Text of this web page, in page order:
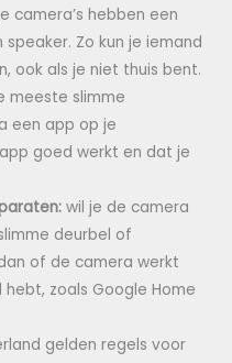
camera’s hebben een
Zo kun je iemand
ook als je niet thuis bent.
meeste slimme
een app op je
goed werkt en dat je
wil je de camera
deurbel of
of de camera werkt
zoals Google Home
gelden regels voor